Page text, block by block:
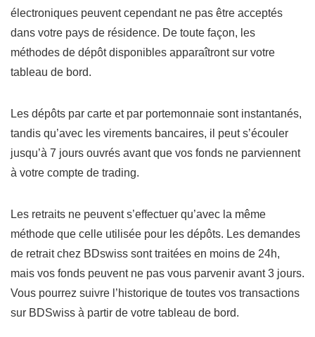
électroniques peuvent cependant ne pas être acceptés
dans votre pays de résidence. De toute façon, les
méthodes de dépôt disponibles apparaîtront sur votre
tableau de bord.
Les dépôts par carte et par portemonnaie sont instantanés,
tandis qu’avec les virements bancaires, il peut s’écouler
jusqu’à 7 jours ouvrés avant que vos fonds ne parviennent
à votre compte de trading.
Les retraits ne peuvent s’effectuer qu’avec la même
méthode que celle utilisée pour les dépôts. Les demandes
de retrait chez BDswiss sont traitées en moins de 24h,
mais vos fonds peuvent ne pas vous parvenir avant 3 jours.
Vous pourrez suivre l’historique de toutes vos transactions
sur BDSwiss à partir de votre tableau de bord.